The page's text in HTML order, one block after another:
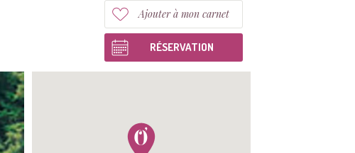
Ajouter à mon carnet
RÉSERVATION